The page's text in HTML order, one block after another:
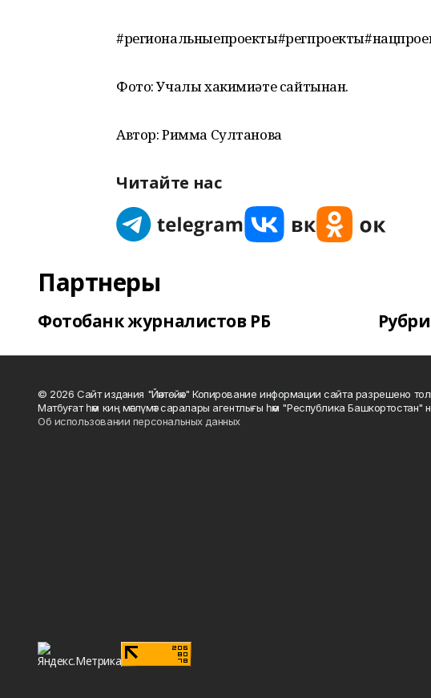
Фото: Учалы хакимиәте сайтынан.
Автор: Римма Султанова
Читайте нас
Партнеры
Фотобанк журналистов РБ
© 2026 Сайт издания "Йәнтөйәк" Копирование информации сайта разрешено
Матбуғат һәм киң мәғлүмәт саралары агентлығы һәм "Республика Башкортостан"
Об использовании персональных данных